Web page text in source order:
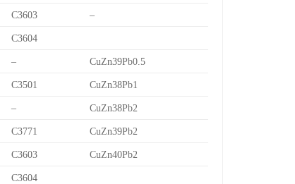
C3603 –
C3604
– CuZn39Pb0.5
C3501 CuZn38Pb1
– CuZn38Pb2
C3771 CuZn39Pb2
C3603 CuZn40Pb2
C3604